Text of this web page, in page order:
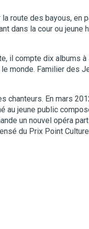
route des bayous, en
dans la cour ou jeune
il compte dix albums
monde. Familier des
chanteurs. En mars
au jeune public
un nouvel opéra
du Prix Point